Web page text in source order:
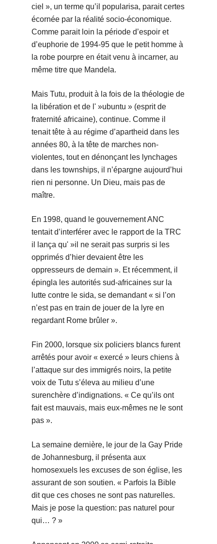
ciel », un terme qu’il popularisa, parait certes
écornée par la réalité socio-économique.
Comme parait loin la période d’espoir et
d’euphorie de 1994-95 que le petit homme à
la robe pourpre en était venu à incarner, au
même titre que Mandela.
Mais Tutu, produit à la fois de la théologie de
la libération et de l' »ubuntu » (esprit de
fraternité africaine), continue. Comme il
tenait tête à au régime d’apartheid dans les
années 80, à la tête de marches non-
violentes, tout en dénonçant les lynchages
dans les townships, il n’épargne aujourd’hui
rien ni personne. Un Dieu, mais pas de
maître.
En 1998, quand le gouvernement ANC
tentait d’interférer avec le rapport de la TRC
il lança qu' »il ne serait pas surpris si les
opprimés d’hier devaient être les
oppresseurs de demain ». Et récemment, il
épingla les autorités sud-africaines sur la
lutte contre le sida, se demandant « si l’on
n’est pas en train de jouer de la lyre en
regardant Rome brûler ».
Fin 2000, lorsque six policiers blancs furent
arrêtés pour avoir « exercé » leurs chiens à
l’attaque sur des immigrés noirs, la petite
voix de Tutu s’éleva au milieu d’une
surenchère d’indignations. « Ce qu’ils ont
fait est mauvais, mais eux-mêmes ne le sont
pas ».
La semaine dernière, le jour de la Gay Pride
de Johannesburg, il présenta aux
homosexuels les excuses de son église, les
assurant de son soutien. « Parfois la Bible
dit que ces choses ne sont pas naturelles.
Mais je pose la question: pas naturel pour
qui… ? »